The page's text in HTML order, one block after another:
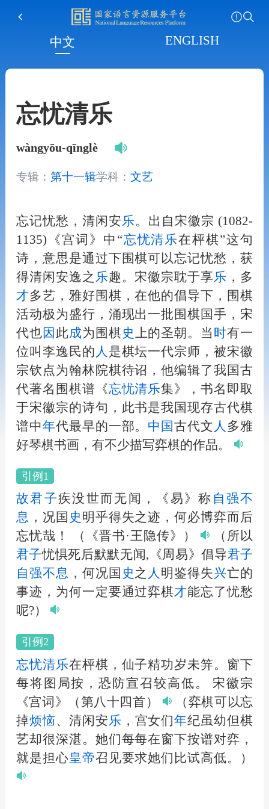
中文 ENGLISH
忘忧清乐
wàngyōu-qīnglè
专辑： 第十一辑学科： 文艺
忘记忧愁，清闲安乐。出自宋徽宗 (1082-
1135)《宫词》中“忘忧清乐在枰棋”这句
诗，意思是通过下围棋可以忘记忧愁，获
得清闲安逸之 乐趣。宋徽宗耽于享乐 ，多
才多艺，雅好围棋，在他的倡导下，围棋
活动极为盛行，涌现出一批围棋国手，宋
代也 因 此成为围棋史 上的圣朝。当 时有一
位叫李逸民的 人 是棋坛一代宗师，被宋徽
宗钦点为翰林院棋待诏，他编辑了我国古
代著名围棋谱《忘忧清乐集》，书名即取
于宋徽宗的诗句，此书是我国现存古代棋
谱中年代最早的一部。 中国古代文 人 多雅
好琴棋书画，有不少描写弈棋的作品。
引例1
故君子疾没世而无闻，《易》称 自强不
息 ，况国 史 明乎得失之迹，何必博弈而后
忘忧哉！
（《晋书·王隐传》）
（所以
君子忧惧死后默默无闻,《周易》倡导君子
自强不息 ，何况国 史 之 人 明鉴得失兴亡的
事迹，为何一定要通过弈棋才能忘了忧愁
呢?）
引例2
忘忧清乐在枰棋，仙子精功岁未笄。窗下
每将图局按，恐防宣召较高低。 宋徽宗
《宫词》（第八十四首）
（弈棋可以忘
掉烦恼、清闲安乐 ，宫女们年纪虽幼但棋
艺却很深湛。她们每每在窗下按谱对弈，
就是担心皇帝召见要求她们比试高低。）